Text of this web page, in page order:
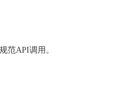
范API调用。